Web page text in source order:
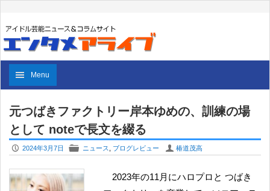
Menu
元つばきファクトリー岸本ゆめの、訓練の場
として noteで長文を綴る
P 2024年3月7日 F ニュース ブログレビュー U 椿道茂高
2023年の11月にハロプロと つばき